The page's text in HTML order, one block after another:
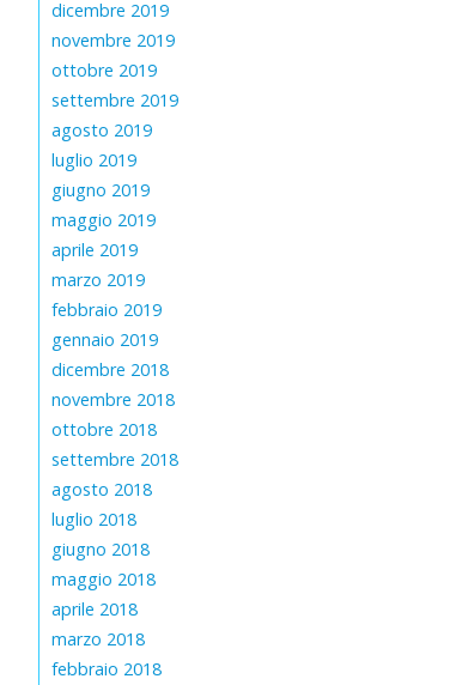
dicembre 2019
novembre 2019
ottobre 2019
settembre 2019
agosto 2019
luglio 2019
giugno 2019
maggio 2019
aprile 2019
marzo 2019
febbraio 2019
gennaio 2019
dicembre 2018
novembre 2018
ottobre 2018
settembre 2018
agosto 2018
luglio 2018
giugno 2018
maggio 2018
aprile 2018
marzo 2018
febbraio 2018